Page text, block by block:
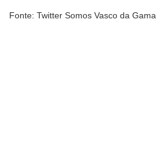
Fonte: Twitter Somos Vasco da Gama